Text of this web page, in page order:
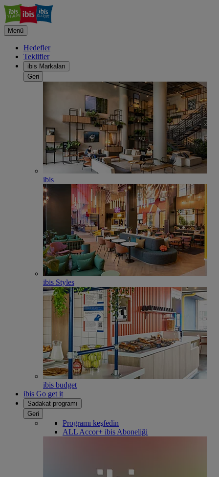
Menü
Hedefler
Teklifler
ibis Markaları
Geri
ibis
ibis Styles
ibis budget
ibis Go get it
Sadakat programı
Geri
Programı keşfedin
ALL Accor+ ibis Aboneliği